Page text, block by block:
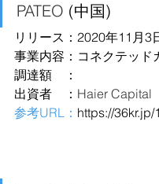
PATEO (中国)
リリース：2020年11月3
事業内容：コネクテッド
調達額　：
出資者　： Haier Capital
参考URL： https://36kr.jp/